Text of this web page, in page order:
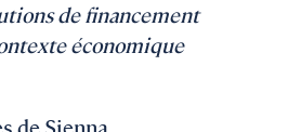
de financement
économique
de Sienna